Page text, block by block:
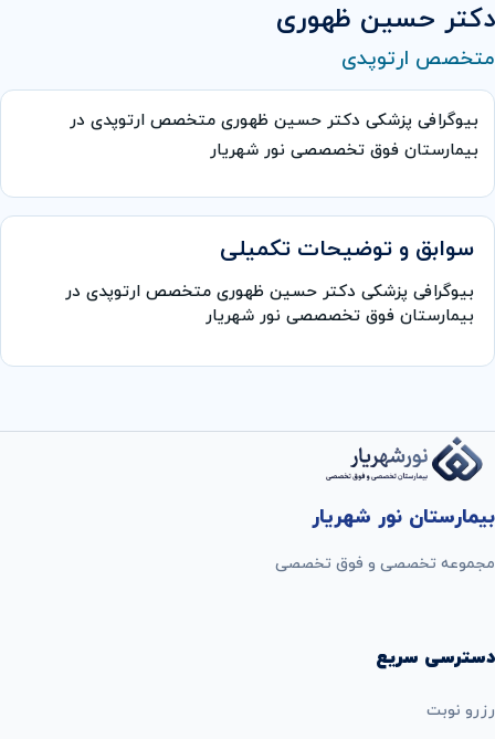
دکتر حسین ظهوری
متخصص ارتوپدی
بیوگرافی پزشکی دکتر حسین ظهوری متخصص ارتوپدی در
بیمارستان فوق تخصصصی نور شهریار
سوابق و توضیحات تکمیلی
بیوگرافی پزشکی دکتر حسین ظهوری متخصص ارتوپدی در
بیمارستان فوق تخصصصی نور شهریار
بیمارستان نور شهریار
مجموعه تخصصی و فوق تخصصی
دسترسی سریع
رزرو نوبت